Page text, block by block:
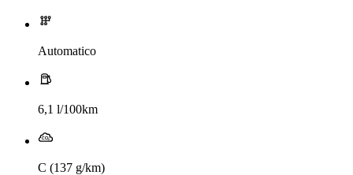
Automatico
6,1 l/100km
C (137 g/km)